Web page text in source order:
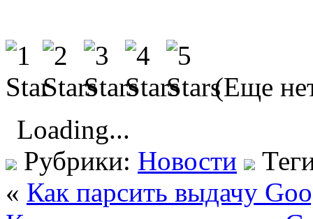
(Еще
Loading...
Рубрики: Новости
« Как парсить выдачу